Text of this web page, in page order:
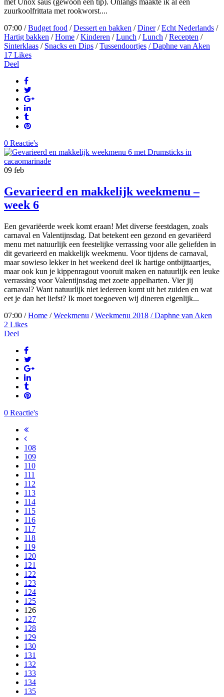
met Unox saus (gewoon een tip). Onlangs maakte ik al een
zuurkoolfrittata met rookworst....
07:00 /Budget food /Dessert en bakken /Diner/Echt Nederlands /
Hartig bakken /Home /Kinderen /Lunch /Lunch /Recepten /
Sinterklaas / Snacks en Dips /Tussendoortjes / Daphne van Aken
17 Likes
Deel
0 Reactie's
09 feb
Gevarieerd en makkelijk weekmenu –
week 6
Een gevariëerde week komt eraan! Met diverse feestdagen, zoals
carnaval en Valentijnsdag. Dat betekent een gezond en gevariëerd
menu met natuurlijk een feestelijke verrassing voor alle geliefden in
dit gevarieerd en makkelijk weekmenu. Voor tijdens de carnaval,
maar sowieso lekker in het weekend deel ik hartige ontbijttaartjes,
maar ook kun je kippenragout vooruit maken en natuurlijk een leuke
verrassing voor Valentijnsdag met zoete appelharten. Vier jij
carnaval? Want natuurlijk niet iedereen komt uit het zuiden en wat
eet je dan het liefst? Ik moet toegoeven wij dineren eigenlijk...
07:00 /Home /Weekmenu /Weekmenu 2018 / Daphne van Aken
2 Likes
Deel
0 Reactie's
108
109
110
111
112
113
114
115
116
117
118
119
120
121
122
123
124
125
126
127
128
129
130
131
132
133
134
135